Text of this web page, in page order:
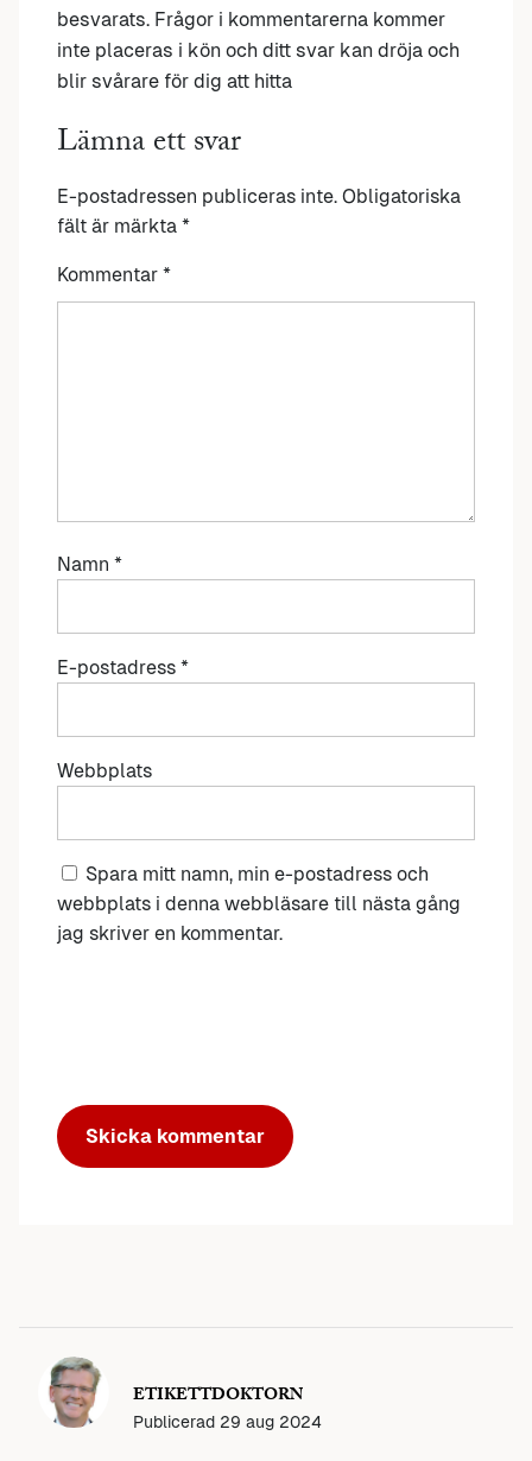
besvarats. Frågor i kommentarerna kommer
inte placeras i kön och ditt svar kan dröja och
blir svårare för dig att hitta
Lämna ett svar
E-postadressen publiceras inte. Obligatoriska
fält är märkta *
Kommentar *
Namn *
E-postadress *
Webbplats
Spara mitt namn, min e-postadress och
webbplats i denna webbläsare till nästa gång
jag skriver en kommentar.
ETIKETTDOKTORN
Publicerad 29 aug 2024